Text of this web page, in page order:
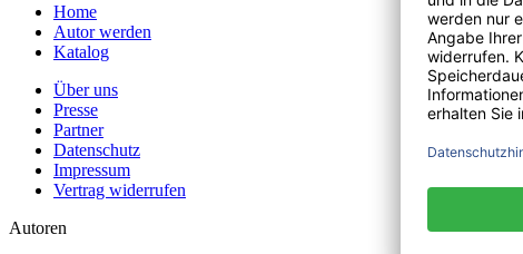
Home
Autor werden
Katalog
Über uns
Presse
Partner
Datenschutz
Impressum
Vertrag widerrufen
Autoren